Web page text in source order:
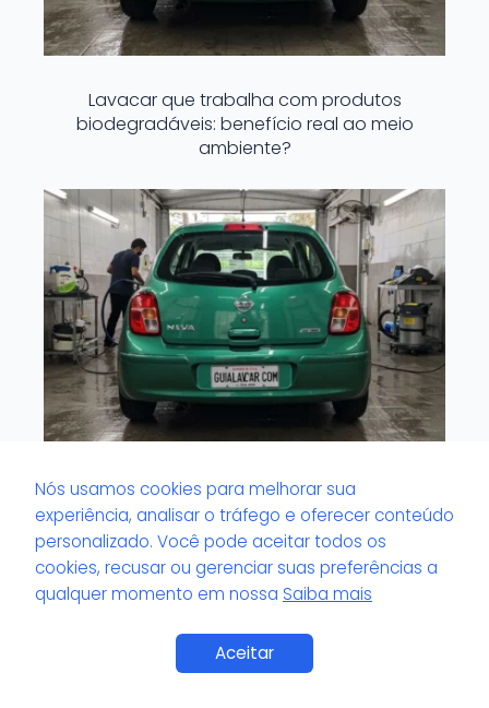
Lavacar que trabalha com produtos
biodegradáveis: benefício real ao meio
ambiente?
Lavacar com serviço de espelhamento: o
que é e quanto custa?
Nós usamos cookies para melhorar sua
experiência, analisar o tráfego e oferecer conteúdo
personalizado. Você pode aceitar todos os
cookies, recusar ou gerenciar suas preferências a
qualquer momento em nossa Saiba mais
Aceitar